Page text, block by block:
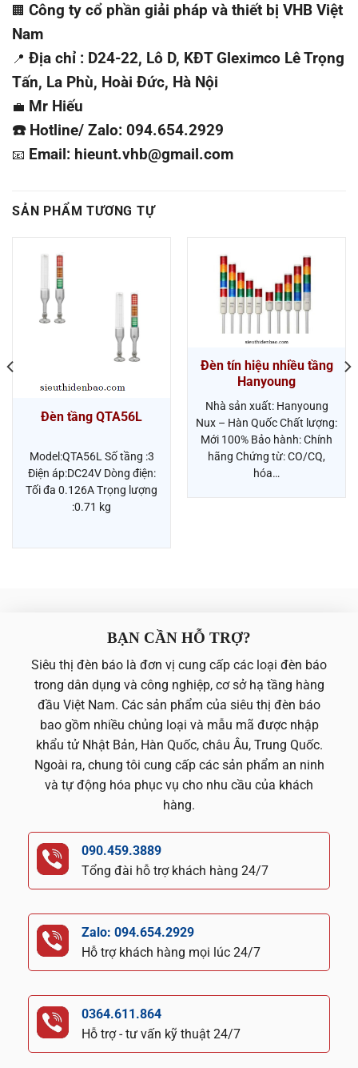
🏢 Công ty cổ phần giải pháp và thiết bị VHB Việt
Nam
📍 Địa chỉ : D24-22, Lô D, KĐT Gleximco Lê Trọng
Tấn, La Phù, Hoài Đức, Hà Nội
💼 Mr Hiếu
☎️ Hotline/ Zalo: 094.654.2929
📧 Email: hieunt.vhb@gmail.com
SẢN PHẨM TƯƠNG TỰ
Đèn tầng QTA56L
Model:QTA56L Số tầng :3
Điện áp:DC24V Dòng điện:
Tối đa 0.126A Trọng lượng
:0.71 kg
Đèn tín hiệu nhiều tầng
Hanyoung
Nhà sản xuất: Hanyoung
Nux – Hàn Quốc Chất lượng:
Mới 100% Bảo hành: Chính
hãng Chứng từ: CO/CQ,
hóa…
BẠN CẦN HỖ TRỢ?
Siêu thị đèn báo là đơn vị cung cấp các loại đèn báo
trong dân dụng và công nghiệp, cơ sở hạ tầng hàng
đầu Việt Nam. Các sản phẩm của siêu thị đèn báo
bao gồm nhiều chủng loại và mẫu mã được nhập
khẩu tử Nhật Bản, Hàn Quốc, châu Âu, Trung Quốc.
Ngoài ra, chung tôi cung cấp các sản phẩm an ninh
và tự động hóa phục vụ cho nhu cầu của khách
hàng.
090.459.3889
Tổng đài hỗ trợ khách hàng 24/7
Zalo: 094.654.2929
Hỗ trợ khách hàng mọi lúc 24/7
0364.611.864
Hỗ trợ - tư vấn kỹ thuật 24/7